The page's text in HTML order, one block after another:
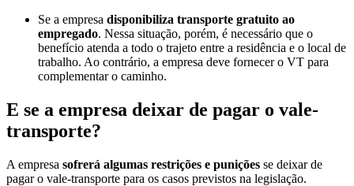
Se a empresa disponibiliza transporte gratuito ao
empregado. Nessa situação, porém, é necessário que o
benefício atenda a todo o trajeto entre a residência e o local de
trabalho. Ao contrário, a empresa deve fornecer o VT para
complementar o caminho.
E se a empresa deixar de pagar o vale-
transporte?
A empresa sofrerá algumas restrições e punições se deixar de
pagar o vale-transporte para os casos previstos na legislação.